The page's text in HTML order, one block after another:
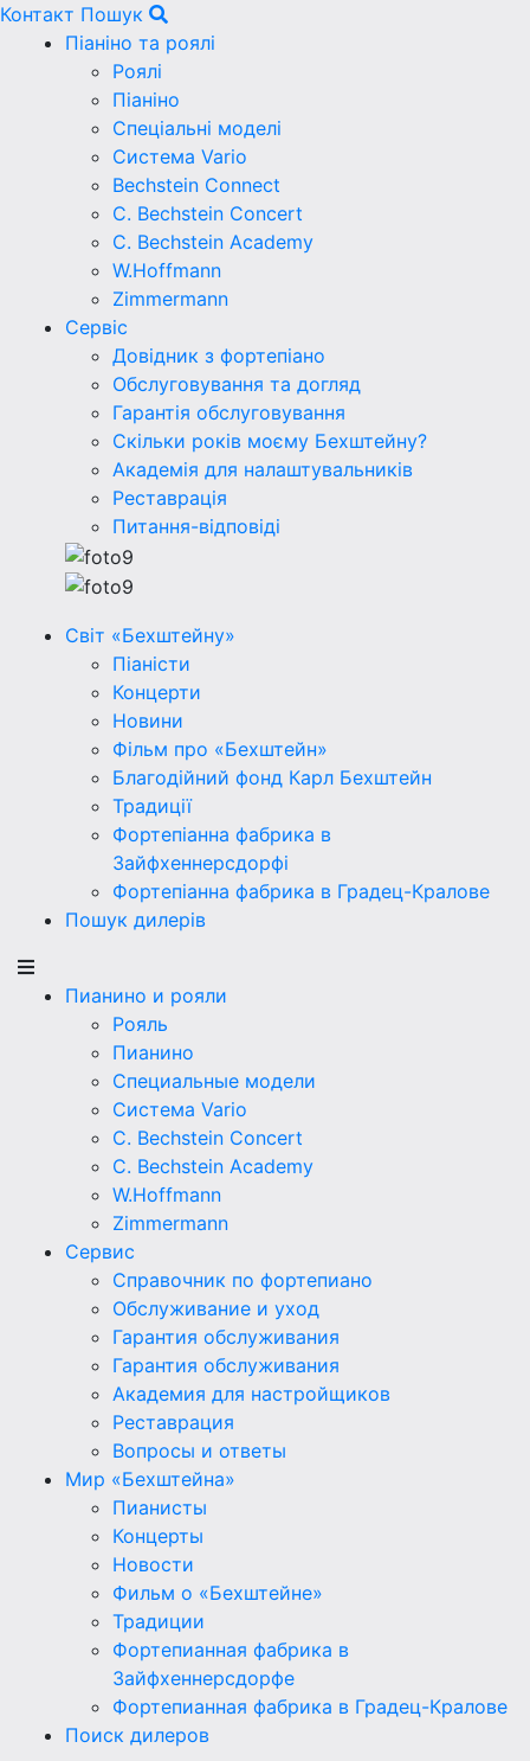
Контакт Пошук
Піаніно та роялі
Роялі
Піаніно
Спеціальні моделі
Система Vario
Bechstein Connect
C. Bechstein Concert
C. Bechstein Academy
W.Hoffmann
Zimmermann
Сервіс
Довідник з фортепіано
Обслуговування та догляд
Гарантія обслуговування
Скільки років моєму Бехштейну?
Академія для налаштувальників
Реставрація
Питання-відповіді
Світ «Бехштейну»
Піаністи
Концерти
Новини
Фільм про «Бехштейн»
Благодійний фонд Карл Бехштейн
Традиції
Фортепіанна фабрика в
Зайфхеннерсдорфi
Фортепіанна фабрика в Градец-Кралове
Пошук дилерів
Пианино и рояли
Рояль
Пианино
Специальные модели
Система Vario
C. Bechstein Concert
C. Bechstein Academy
W.Hoffmann
Zimmermann
Сервис
Справочник по фортепиано
Обслуживание и уход
Гарантия обслуживания
Гарантия обслуживания
Академия для настройщиков
Реставрация
Вопросы и ответы
Мир «Бехштейна»
Пианисты
Концерты
Новости
Фильм о «Бехштейне»
Традиции
Фортепианная фабрика в
Зайфхеннерсдорфе
Фортепианная фабрика в Градец-Кралове
Поиск дилеров